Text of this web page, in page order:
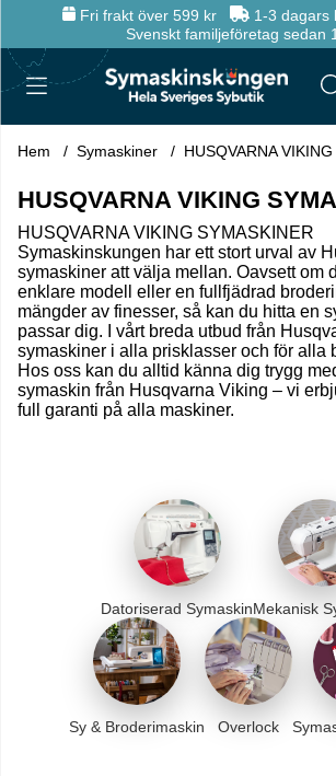
Fri frakt över 599 kr
1-3 dagars
Svenskt familjeföretag sedan
Hem Symaskiner HUSQVARNA
HUSQVARNA VIKING
HUSQVARNA VIKING SYMASKINER
Symaskinskungen har ett stort urval av
symaskiner att välja mellan. Oavsett om
enklare modell eller en fullfjädrad
mängder av finesser, så kan du hitta en
passar dig. I vårt breda utbud från
symaskiner i alla prisklasser och för alla
Hos oss kan du alltid känna dig trygg
symaskin från Husqvarna Viking – vi
full garanti på alla maskiner.
Datoriserad SymaskinMekanisk
Sy & Broderimaskin Overlock